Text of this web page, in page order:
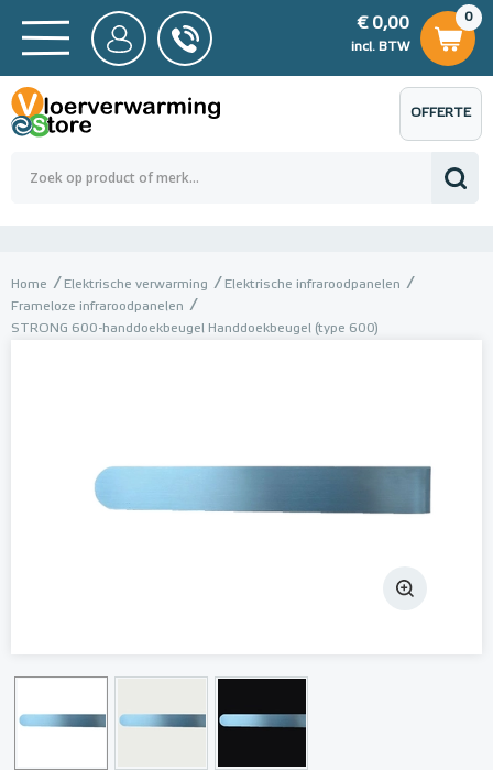
BTW
0,00
0
€ 0,00
incl. BTW
€ 0,00
OFFERTE
AANVRAGEN
Home Elektrische verwarming
Elektrische infraroodpanelen
Frameloze infraroodpanelen
STRONG 600-handdoekbeugel Handdoekbeugel (type 600)